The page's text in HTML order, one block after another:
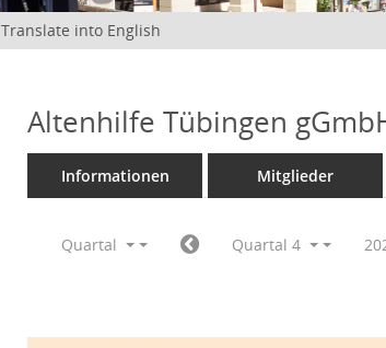
Translate into English
Altenhilfe Tübingen
Informationen Mitglieder
Quartal Quartal 4